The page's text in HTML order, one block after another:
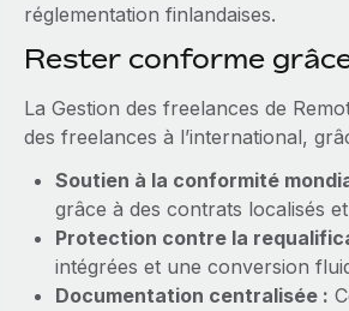
réglementation finlandaises.
Rester conforme
La Gestion des freelances de
des freelances à l’international,
Soutien à la conformité
grâce à des contrats localisés
Protection contre la
intégrées et une conversion
Documentation centralisée :